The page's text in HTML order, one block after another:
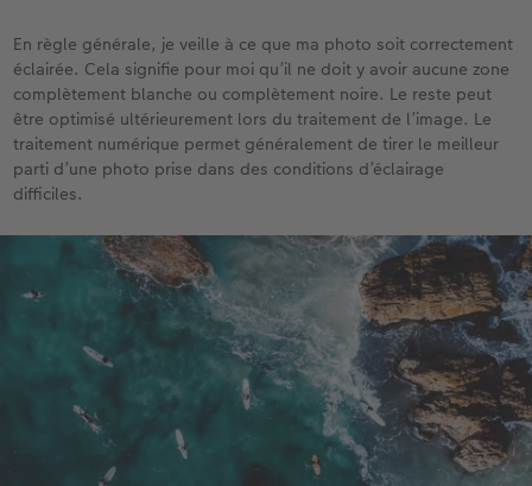
En règle générale, je veille à ce que ma photo soit correctement
éclairée. Cela signifie pour moi qu’il ne doit y avoir aucune zone
complètement blanche ou complètement noire. Le reste peut
être optimisé ultérieurement lors du traitement de l’image. Le
traitement numérique permet généralement de tirer le meilleur
parti d’une photo prise dans des conditions d’éclairage
difficiles.